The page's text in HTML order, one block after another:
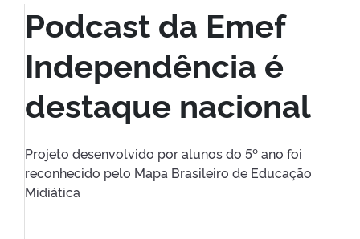
Podcast da Emef
Independência é
destaque nacional
Projeto desenvolvido por alunos do 5º ano foi
reconhecido pelo Mapa Brasileiro de Educação
Midiática